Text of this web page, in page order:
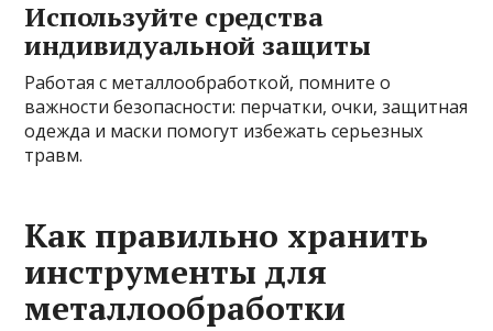
Используйте средства
индивидуальной защиты
Работая с металлообработкой, помните о
важности безопасности: перчатки, очки, защитная
одежда и маски помогут избежать серьезных
травм.
Как правильно хранить
инструменты для
металлообработки